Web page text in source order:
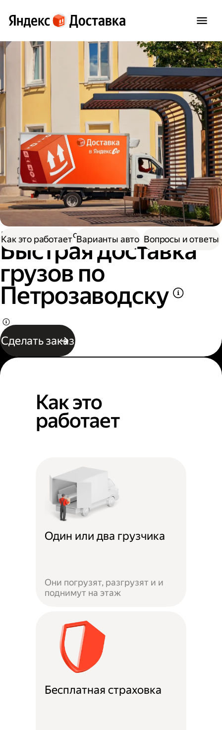
Доставка Грузоперевозки
Быстрая доставка
грузов по
Петрозаводску
Сделать заказ
Как это работает Варианты авто Вопросы и ответы
Как это
работает
Один или два грузчика
Они погрузят, разгрузят и и
поднимут на этаж
Бесплатная страховка